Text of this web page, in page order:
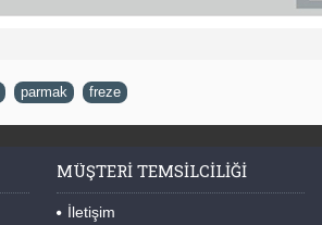
parmak freze
MÜŞTERI TEMSILCILIĞI
İletişim